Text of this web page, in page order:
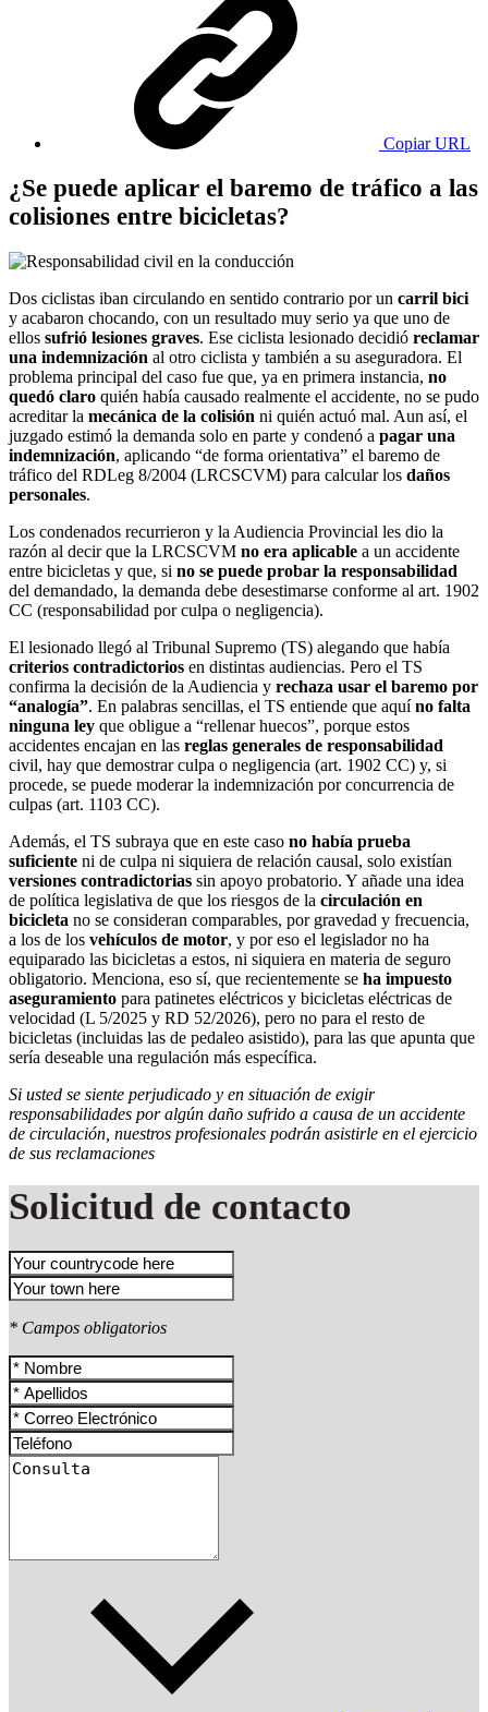
Copiar URL
¿Se puede aplicar el baremo de tráfico a las
colisiones entre bicicletas?
Dos ciclistas iban circulando en sentido contrario por un carril bici
y acabaron chocando, con un resultado muy serio ya que uno de
ellos sufrió lesiones graves. Ese ciclista lesionado decidió reclamar
una indemnización al otro ciclista y también a su aseguradora. El
problema principal del caso fue que, ya en primera instancia, no
quedó claro quién había causado realmente el accidente, no se pudo
acreditar la mecánica de la colisión ni quién actuó mal. Aun así, el
juzgado estimó la demanda solo en parte y condenó a pagar una
indemnización, aplicando “de forma orientativa” el baremo de
tráfico del RDLeg 8/2004 (LRCSCVM) para calcular los daños
personales.
Los condenados recurrieron y la Audiencia Provincial les dio la
razón al decir que la LRCSCVM no era aplicable a un accidente
entre bicicletas y que, si no se puede probar la responsabilidad
del demandado, la demanda debe desestimarse conforme al art. 1902
CC (responsabilidad por culpa o negligencia).
El lesionado llegó al Tribunal Supremo (TS) alegando que había
criterios contradictorios en distintas audiencias. Pero el TS
confirma la decisión de la Audiencia y rechaza usar el baremo por
“analogía”. En palabras sencillas, el TS entiende que aquíno falta
ninguna ley que obligue a “rellenar huecos”, porque estos
accidentes encajan en las reglas generales de responsabilidad
civil, hay que demostrar culpa o negligencia (art. 1902 CC) y, si
procede, se puede moderar la indemnización por concurrencia de
culpas (art. 1103 CC).
Además, el TS subraya que en este caso no había prueba
suficiente ni de culpa ni siquiera de relación causal, solo existían
versiones contradictorias sin apoyo probatorio. Y añade una idea
de política legislativa de que los riesgos de la circulación en
bicicleta no se consideran comparables, por gravedad y frecuencia,
a los de los vehículos de motor, y por eso el legislador no ha
equiparado las bicicletas a estos, ni siquiera en materia de seguro
obligatorio. Menciona, eso sí, que recientemente se ha impuesto
aseguramiento para patinetes eléctricos y bicicletas eléctricas de
velocidad (L 5/2025 y RD 52/2026), pero no para el resto de
bicicletas (incluidas las de pedaleo asistido), para las que apunta que
sería deseable una regulación más específica.
Si usted se siente perjudicado y en situación de exigir
responsabilidades por algún daño sufrido a causa de un accidente
de circulación, nuestros profesionales podrán asistirle en el ejercicio
de sus reclamaciones
Solicitud de contacto
* Campos obligatorios